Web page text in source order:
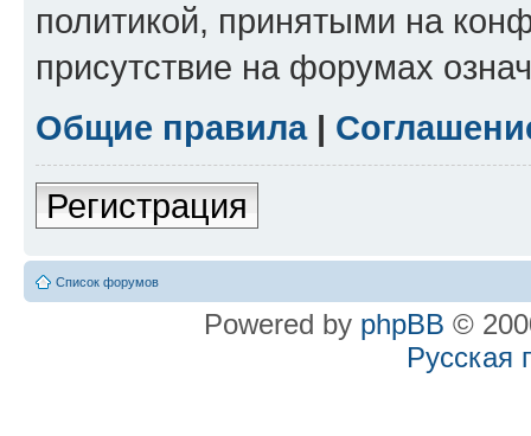
политикой, принятыми на
присутствие на форумах
Общие правила|
Регистрация
Список форумов
Powered by phpBB ©
Русская